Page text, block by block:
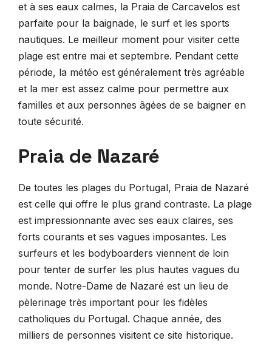
et à ses eaux calmes, la Praia de Carcavelos est
parfaite pour la baignade, le surf et les sports
nautiques. Le meilleur moment pour visiter cette
plage est entre mai et septembre. Pendant cette
période, la météo est généralement très agréable
et la mer est assez calme pour permettre aux
familles et aux personnes âgées de se baigner en
toute sécurité.
Praia de Nazaré
De toutes les plages du Portugal, Praia de Nazaré
est celle qui offre le plus grand contraste. La plage
est impressionnante avec ses eaux claires, ses
forts courants et ses vagues imposantes. Les
surfeurs et les bodyboarders viennent de loin
pour tenter de surfer les plus hautes vagues du
monde. Notre-Dame de Nazaré est un lieu de
pèlerinage très important pour les fidèles
catholiques du Portugal. Chaque année, des
milliers de personnes visitent ce site historique.